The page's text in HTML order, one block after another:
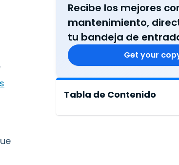
Recibe los mejores
mantenimiento,
tu bandeja de
Get your
Tabla de Contenido